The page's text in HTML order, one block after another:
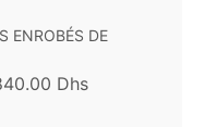
ENROBÉS DE
Dhs